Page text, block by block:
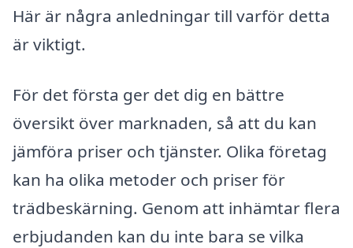
Här är några anledningar till varför detta
är viktigt.
För det första ger det dig en bättre
översikt över marknaden, så att du kan
jämföra priser och tjänster. Olika företag
kan ha olika metoder och priser för
trädbeskärning. Genom att inhämtar flera
erbjudanden kan du inte bara se vilka